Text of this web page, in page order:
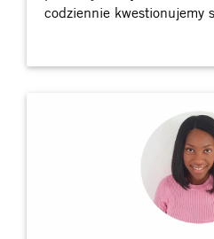
codziennie kwestionujemy